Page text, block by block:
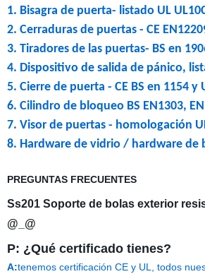
1. Bisagra de puerta- listado UL
2. Cerraduras de puertas - CE
3. Tiradores de las puertas- BS en
4. Dispositivo de salida de pánico,
5. Cierre de puerta - CE BS en 1154 y
6. Cilindro de bloqueo BS EN1303,
7. Visor de puertas - homologación
8. Hardware de vidrio / hardware de
PREGUNTAS FRECUENTES
Ss201 Soporte de bolas exterior
@_@
P: ¿Qué certificado tienes?
A:tenemos certificación CE y UL, todos